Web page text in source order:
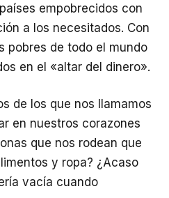
empobrecidos con
a los necesitados. Con
pobres de todo el mundo
en el «altar del dinero».
de los que nos llamamos
en nuestros corazones
que nos rodean que
y ropa? ¿Acaso
vacía cuando